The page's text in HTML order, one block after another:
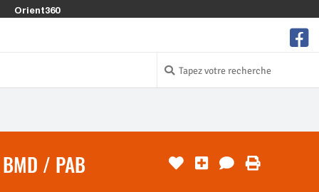
Orient360
BMD / PAB